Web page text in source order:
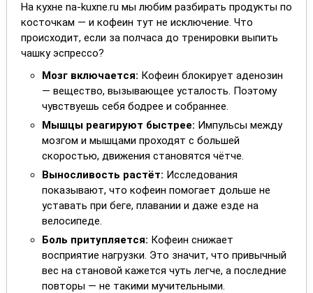
На кухне na-kuxne.ru мы любим разбирать продукты по
косточкам — и кофеин тут не исключение. Что
происходит, если за полчаса до тренировки выпить
чашку эспрессо?
Мозг включается: Кофеин блокирует аденозин
— вещество, вызывающее усталость. Поэтому
чувствуешь себя бодрее и собраннее.
Мышцы реагируют быстрее: Импульсы между
мозгом и мышцами проходят с большей
скоростью, движения становятся чётче.
Выносливость растёт: Исследования
показывают, что кофеин помогает дольше не
уставать при беге, плавании и даже езде на
велосипеде.
Боль притупляется: Кофеин снижает
восприятие нагрузки. Это значит, что привычный
вес на становой кажется чуть легче, а последние
повторы — не такими мучительными.